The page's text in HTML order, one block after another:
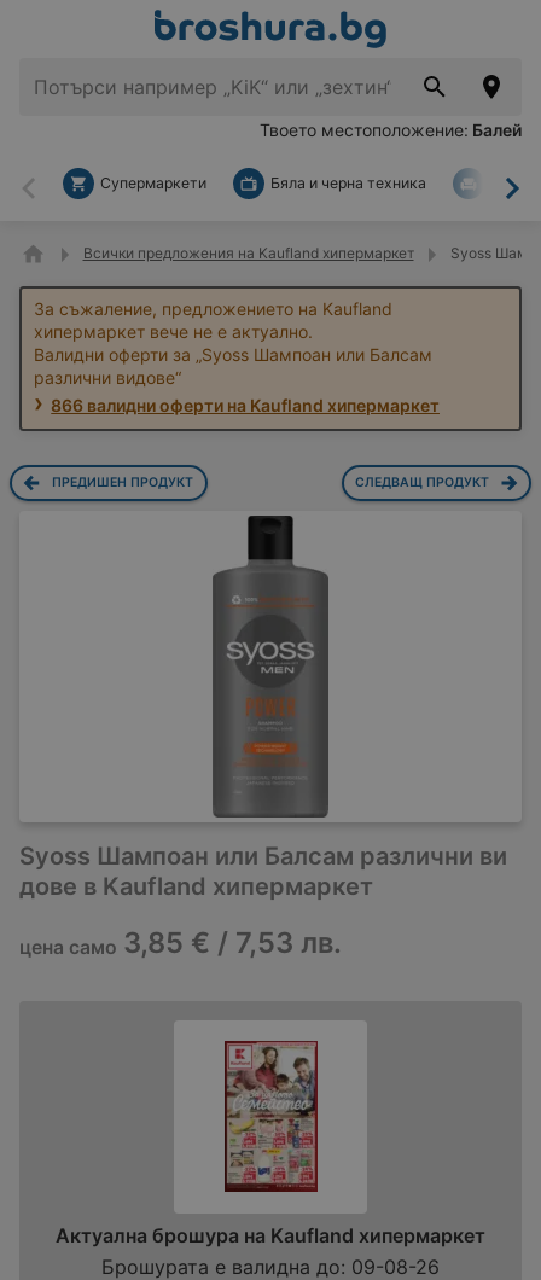
Твоето местоположение: Балей
Назад
Супермаркети Бяла и черна техника За
Всички предложения на Kaufland хипермаркет Syoss
За съжаление, предложението на Kaufland
хипермаркет вече не е актуално.
Валидни оферти за „Syoss Шампоан или Балсам
различни видове“
866 валидни оферти на Kaufland хипермаркет
ПРЕДИШЕН ПРОДУКТ СЛЕДВАЩ ПРОДУКТ
Syoss Шампоан или Балсам различни ви
дове в Kaufland хипермаркет
цена само 3,85 € / 7,53 лв.
Актуална брошура на Kaufland хипермаркет
Брошурата е валидна до: 09-08-26